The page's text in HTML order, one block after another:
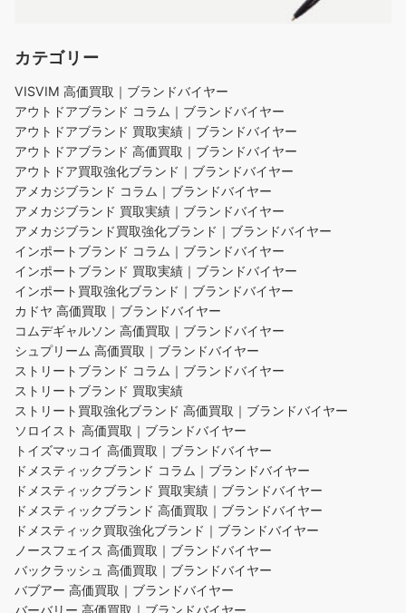
カテゴリー
VISVIM 高価買取｜ブランドバイヤー
アウトドアブランド コラム｜ブランドバイヤー
アウトドアブランド 買取実績｜ブランドバイヤー
アウトドアブランド 高価買取｜ブランドバイヤー
アウトドア買取強化ブランド｜ブランドバイヤー
アメカジブランド コラム｜ブランドバイヤー
アメカジブランド 買取実績｜ブランドバイヤー
アメカジブランド買取強化ブランド｜ブランドバイヤー
インポートブランド コラム｜ブランドバイヤー
インポートブランド 買取実績｜ブランドバイヤー
インポート買取強化ブランド｜ブランドバイヤー
カドヤ 高価買取｜ブランドバイヤー
コムデギャルソン 高価買取｜ブランドバイヤー
シュプリーム 高価買取｜ブランドバイヤー
ストリートブランド コラム｜ブランドバイヤー
ストリートブランド 買取実績
ストリート買取強化ブランド 高価買取｜ブランドバイヤー
ソロイスト 高価買取｜ブランドバイヤー
トイズマッコイ 高価買取｜ブランドバイヤー
ドメスティックブランド コラム｜ブランドバイヤー
ドメスティックブランド 買取実績｜ブランドバイヤー
ドメスティックブランド 高価買取｜ブランドバイヤー
ドメスティック買取強化ブランド｜ブランドバイヤー
ノースフェイス 高価買取｜ブランドバイヤー
バックラッシュ 高価買取｜ブランドバイヤー
バブアー 高価買取｜ブランドバイヤー
バーバリー 高価買取｜ブランドバイヤー